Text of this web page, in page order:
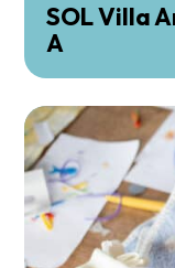
SOL Villa
A